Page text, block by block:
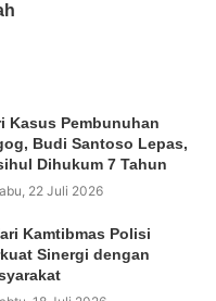
Kasus Pembunuhan
Budi Santoso Lepas,
Dihukum 7 Tahun
22 Juli 2026
Kamtibmas Polisi
Sinergi dengan